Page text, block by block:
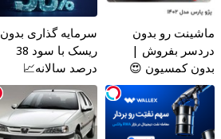
ماشینت رو بدون
دردسر بفروش |
بدون کمسیون 😍
سرمایه گذاری بدون
ریسک با سود 38
درصد سالانه📈